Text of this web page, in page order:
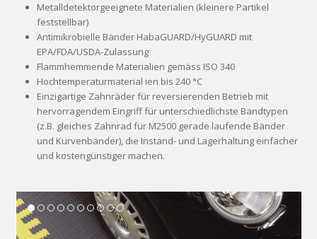
Metalldetektorgeeignete Materialien (kleinere Partikel
feststellbar)
Antimikrobielle Bänder HabaGUARD/HyGUARD mit
EPA/FDA/USDA-Zulassung
Flammhemmende Materialien gemäss ISO 340
Hochtemperaturmaterial ien bis 240 °C
Einzigartige Zahnräder für reversierenden Betrieb mit
hervorragendem Eingriff für unterschiedlichste Bandtypen
(z.B. gleiches Zahnrad für M2500 gerade laufende Bänder
und Kurvenbänder), die Instand- und Lagerhaltung einfacher
und kostengünstiger machen.